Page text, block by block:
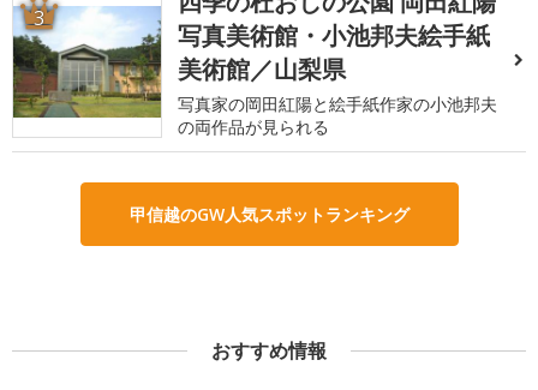
3
写真美術館・小池邦夫絵手紙
美術館／山梨県
写真家の岡田紅陽と絵手紙作家の小池邦夫
の両作品が見られる
甲信越のGW人気スポットランキング
おすすめ情報